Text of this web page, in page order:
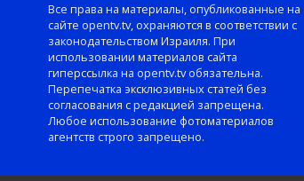
Все права на материалы, опубликованные на
сайте opentv.tv, охраняются в соответствии с
законодательством Израиля. При
использовании материалов сайта
гиперссылка на opentv.tv обязательна.
Перепечатка эксклюзивных статей без
согласования с редакцией запрещена.
Любое использование фотоматериалов
агентств строго запрещено.